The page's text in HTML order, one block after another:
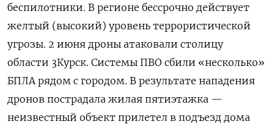
беспилотники. В регионе бессрочно действует
желтый (высокий) уровень террористической
угрозы. 2 июня дроны атаковали столицу
области 3Курск. Системы ПВО сбили «несколько»
БПЛА рядом с городом. В результате нападения
дронов пострадала жилая пятиэтажка —
неизвестный объект прилетел в подъезд дома